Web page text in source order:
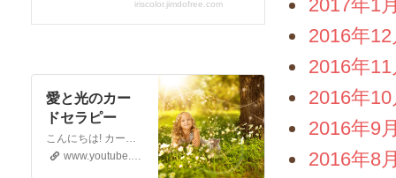
2017年1
2016年12
2016年11
2016年10
2016年9
2016年8
愛と光のカー
ドセラピー
こんにちは! カードセラピストのイーリスです 電話鑑定、メール鑑定などをしております お仕事の宣伝もさせていただく 動画です。 この動画が少しでもお役に立てると幸いです。 申し訳ございませんが このチャンネルではコメントの受付はしておりません。 ライブドアブログの方に入れていただくと幸いです。 末永くよろしくお願いいたします!
www.youtube.com